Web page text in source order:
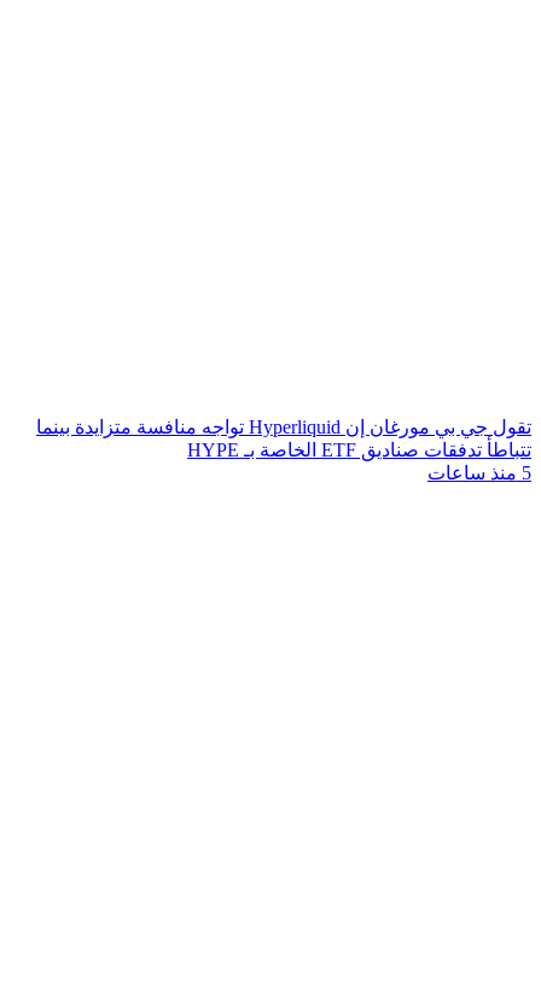
تقول جي بي مورغان إن Hyperliquid تواجه منافسة متزايدة بينما
تتباطأ تدفقات صناديق ETF الخاصة بـ HYPE
5 منذ ساعات